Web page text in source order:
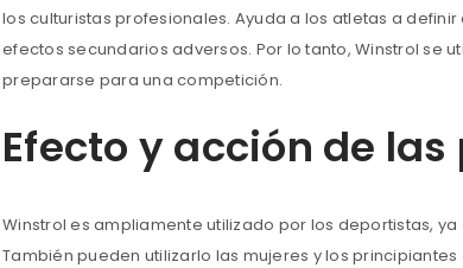
los culturistas profesionales. Ayuda a los atletas a
efectos secundarios adversos. Por lo tanto, Winstrol se
prepararse para una competición.
Efecto y acción de
Winstrol es ampliamente utilizado por los deportistas,
También pueden utilizarlo las mujeres y los